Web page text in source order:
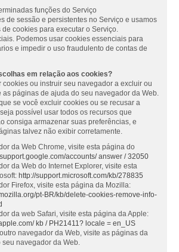
funções do Serviço
de sessão e persistentes no Serviço e usamos
de cookies para executar o Serviço.
Podemos usar cookies essenciais para
e impedir o uso fraudulento de contas de
em relação aos cookies?
cookies ou instruir seu navegador a excluir ou
as páginas de ajuda do seu navegador da Web.
se você excluir cookies ou se recusar a
possível usar todos os recursos que
consiga armazenar suas preferências, e
talvez não exibir corretamente.
da Web Chrome, visite esta página do
accounts/ answer / 32050
da Web do Internet Explorer, visite esta
http://support.microsoft.com/kb/278835
Firefox, visite esta página da Mozilla:
pt-BR/kb/delete-cookies-remove-info-
da web Safari, visite esta página da Apple:
kb / PH21411? locale = en_US
navegador da Web, visite as páginas da
navegador da Web.